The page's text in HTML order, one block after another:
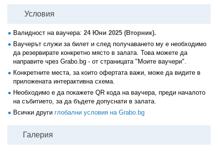
Условия
Валидност на ваучера: 24 Юни 2025 (Вторник).
Ваучерът служи за билет и след получаването му е необходимо
да резервирате конкретно място в залата. Това можете да
направите чрез Grabo.bg - от страницата "Моите ваучери".
Конкретните места, за които офертата важи, може да видите в
приложената интерактивна схема.
Необходимо е да покажете QR кода на ваучера, преди началото
на събитието, за да бъдете допуснати в залата.
Всички други глобални условия на Grabo.bg
Галерия